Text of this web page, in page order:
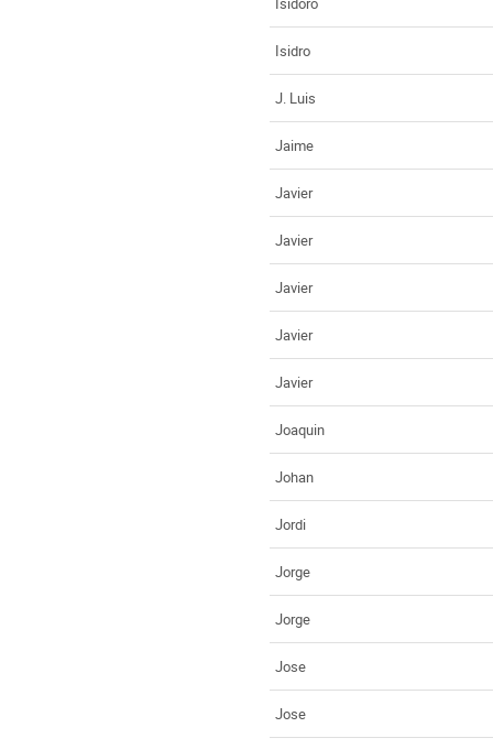
Isidro
J. Luis
Jaime
Javier
Javier
Javier
Javier
Javier
Joaquin
Johan
Jordi
Jorge
Jorge
Jose
Jose